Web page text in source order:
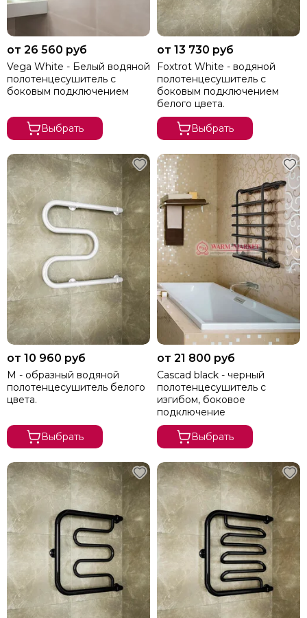
от 26 560 руб
Vega White - Белый водяной
полотенцесушитель с
боковым подключением
Выбрать
от 13 730 руб
Foxtrot White - водяной
полотенцесушитель с
боковым подключением
белого цвета.
Выбрать
от 10 960 руб
М - образный водяной
полотенцесушитель белого
цвета.
Выбрать
от 21 800 руб
Cascad black - черный
полотенцесушитель с
изгибом, боковое
подключение
Выбрать